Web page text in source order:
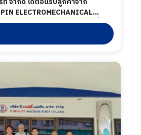
ELECTROMECHANICAL
บริษัท พี ควอลิตี้
ด้นำเสนอผลิตภัณฑ์ต่าง ๆ รวมถึง
บวนการผลิตในส่วนของโรงงาน และ